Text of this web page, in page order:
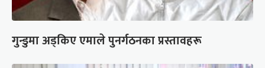
गुन्डुमा अड्किए एमाले पुनर्गठनका प्रस्तावहरू